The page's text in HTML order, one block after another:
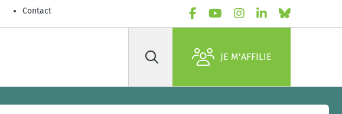
Contact
Rechercher JE M'AFFILIE